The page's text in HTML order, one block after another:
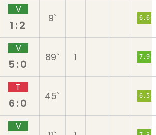
V
1:2
9` 6.6
V
5:0
89` 1 7.9
T
6:0
45` 6.5
V